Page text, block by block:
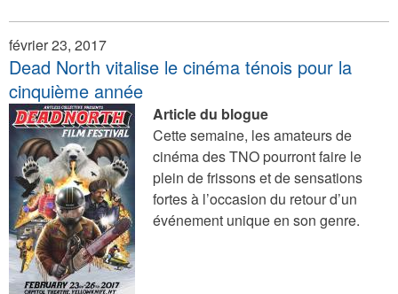
février 23, 2017
Dead North vitalise le cinéma ténois pour la
cinquième année
Article du blogue
Cette semaine, les amateurs de
cinéma des TNO pourront faire le
plein de frissons et de sensations
fortes à l’occasion du retour d’un
événement unique en son genre.